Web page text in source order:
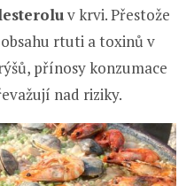
v krvi. Přestože
rtuti a toxinů v
přínosy konzumace
nad riziky.